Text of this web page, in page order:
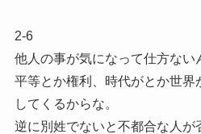
2-6
他人の事が気になって仕方ない
平等とか権利、時代がとか世界
してくるからな。
逆に別姓でないと不都合な人が